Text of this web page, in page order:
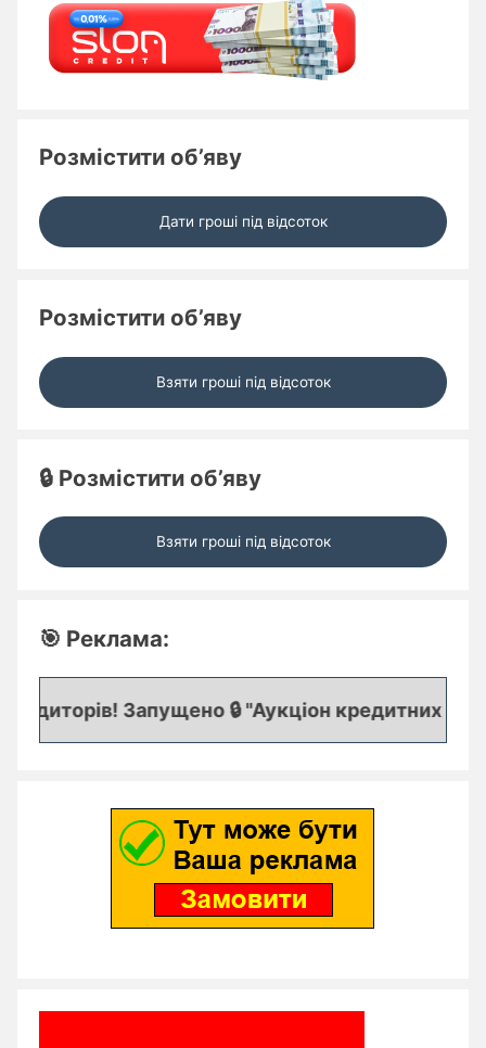
Розмістити об’яву
Дати гроші під відсоток
Розмістити об’яву
Взяти гроші під відсоток
🔒 Розмістити об’яву
Взяти гроші під відсоток
🎯 Реклама:
Запущено 🔒 "Аукціон кредитних